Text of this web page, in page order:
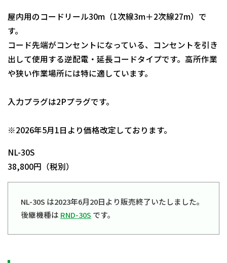
屋内用のコードリール30m（1次線3m＋2次線27m）で
す。
コード先端がコンセントになっている、コンセントを引き
出して使用する逆配電・延長コードタイプです。高所作業
や狭い作業場所には特に適しています。
入力プラグは2Pプラグです。
※2026年5月1日より価格改定しております。
NL-30S
38,800円（税別）
NL-30S は2023年6月20日より販売終了いたしました。
後継機種は RND-30S です。